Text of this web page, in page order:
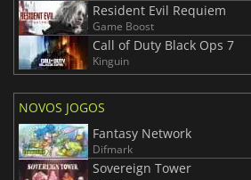
Resident Evil Requiem
Game Boost
Call of Duty Black Ops 7
Kinguin
NOVOS JOGOS
Fantasy Network
Difmark
Sovereign Tower